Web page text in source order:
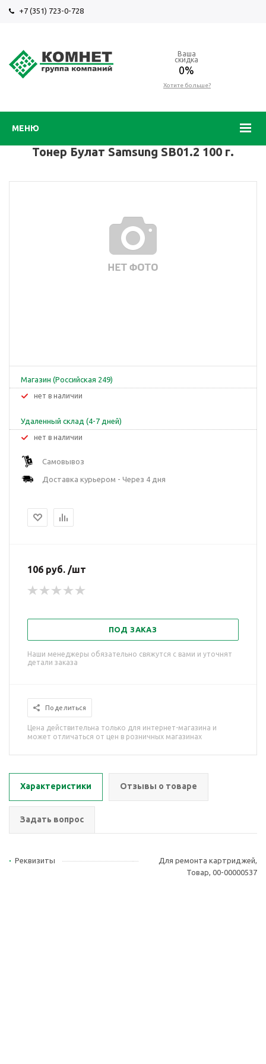
+7 (351) 723-0-728
МЕНЮ
Ваша
скидка
0%
Хотите больше?
Тонер Булат Samsung SB01.2 100 г.
Магазин (Российская 249)
Нет в наличии
Удаленный склад (4-7 дней)
Нет в наличии
Самовывоз
Доставка курьером - Через 4 дня
106 руб. /шт
ПОД ЗАКАЗ
Наши менеджеры обязательно свяжутся с вами и уточнят
детали заказа
Поделиться
Цена действительна только для интернет-магазина и
может отличаться от цен в розничных магазинах
Характеристики Отзывы о товаре
Задать вопрос
Реквизиты
Для ремонта картриджей,
Товар, 00-00000537